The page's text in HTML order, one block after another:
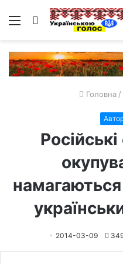
Меню Пошук
Головна /
2014-03-09